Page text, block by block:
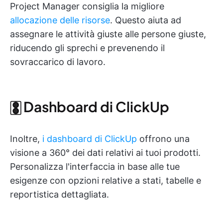
Project Manager consiglia la migliore
allocazione delle risorse. Questo aiuta ad
assegnare le attività giuste alle persone giuste,
riducendo gli sprechi e prevenendo il
sovraccarico di lavoro.
🀚 Dashboard di ClickUp
Inoltre, i dashboard di ClickUp offrono una
visione a 360° dei dati relativi ai tuoi prodotti.
Personalizza l'interfaccia in base alle tue
esigenze con opzioni relative a stati, tabelle e
reportistica dettagliata.